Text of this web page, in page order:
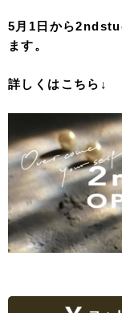
5月1日から
ます。
詳しくはこちら↓